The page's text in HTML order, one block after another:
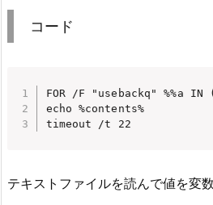
コード
FOR /F "usebackq" %%a
echo %contents%
timeout /t 22
テキストファイルを読んで値を変